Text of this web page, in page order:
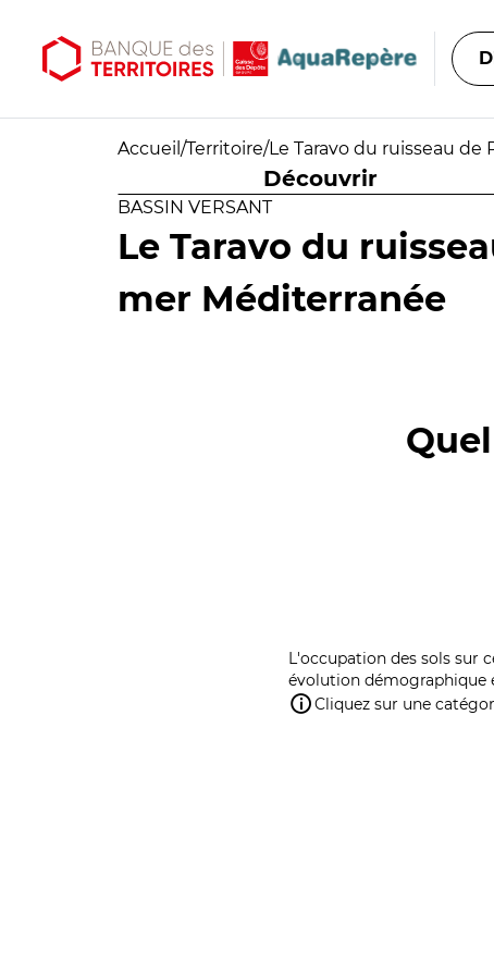
Accueil /Territoire/Le Taravo du ruisseau de
Découvrir
BASSIN VERSANT
Le Taravo du
mer Méditerranée
L'occupation des sols sur
évolution démographique
Cliquez sur une